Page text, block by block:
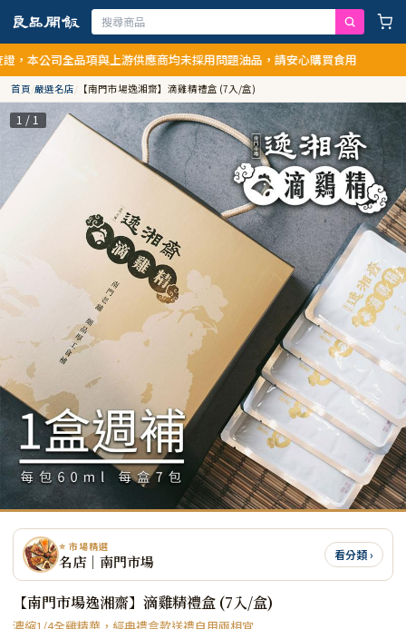
本公司全品項與上游供應商均未採用問題油品，請安心購買食用
首頁/嚴選名店/ 【南門市場逸湘齋】滴雞精禮盒 (7入/盒)
1 / 1
⭐ 市場精選
名店｜南門市場 看分類 ›
【南門市場逸湘齋】滴雞精禮盒 (7入/盒)